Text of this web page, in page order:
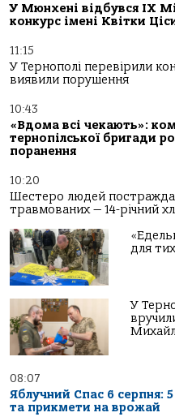
У Мюнхені відбувся IX
конкурс імені Квітки
11:15
У Тернополі перевірили
виявили порушення
10:43
«Вдома всі чекають»:
тернопілської бригади
поранення
10:20
Шестеро людей
травмованих — 14-річний
для
У
08:07
Яблучний Спас 6 серпня:
та прикмети на врожай